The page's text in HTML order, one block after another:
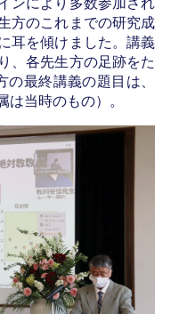
ンにより多数参加され
方のこれまでの研究成
耳を傾けました。講義
、各先生方の足跡をた
最終講義の題目は、
は当時のもの）。